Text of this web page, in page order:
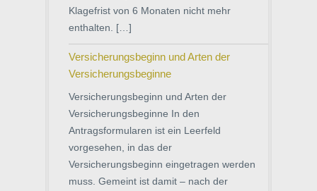
Klagefrist von 6 Monaten nicht mehr
enthalten. […]
Versicherungsbeginn und Arten der
Versicherungsbeginne
Versicherungsbeginn und Arten der
Versicherungsbeginne In den
Antragsformularen ist ein Leerfeld
vorgesehen, in das der
Versicherungsbeginn eingetragen werden
muss. Gemeint ist damit – nach der